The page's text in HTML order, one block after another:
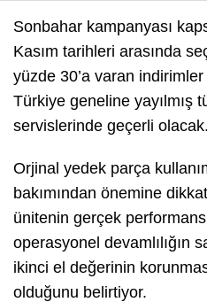
Sonbahar kampanyası
Kasım tarihleri arasında
yüzde 30’a varan
Türkiye geneline yayılmış
servislerinde geçerli olacak.
Orjinal yedek parça
bakımından önemine
ünitenin gerçek
operasyonel devamlılığın
ikinci el değerinin
olduğunu belirtiyor.